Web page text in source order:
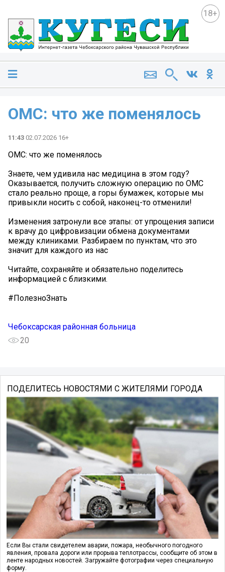
18+
ОМС: что же поменялось
11:43 02.07.2026 16+
ОМС: что же поменялось
Знаете, чем удивила нас медицина в этом году?
Оказывается, получить сложную операцию по ОМС
стало реально проще, а горы бумажек, которые мы
привыкли носить с собой, наконец-то отменили!
Изменения затронули все этапы: от упрощения записи
к врачу до цифровизации обмена документами
между клиниками. Разбираем по пунктам, что это
значит для каждого из нас
️Читайте, сохраняйте и обязательно поделитесь
информацией с близкими.
#ПолезноЗнать
Чебоксарская районная больница
20
ПОДЕЛИТЕСЬ НОВОСТЯМИ С ЖИТЕЛЯМИ ГОРОДА
Если Вы стали свидетелем аварии, пожара, необычного погодного
явления, провала дороги или прорыва теплотрассы, сообщите об этом в
ленте народных новостей. Загружайте фотографии через специальную
форму.